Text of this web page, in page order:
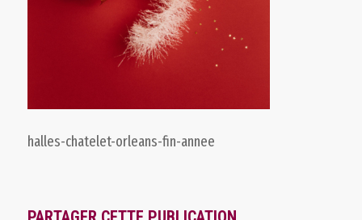
halles-chatelet-orleans-fin-annee